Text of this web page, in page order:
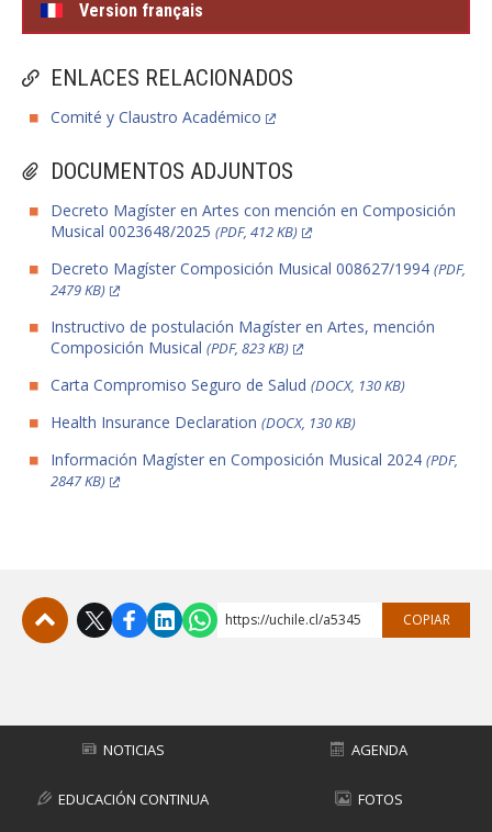
Version français
ENLACES RELACIONADOS
Comité y Claustro Académico
DOCUMENTOS ADJUNTOS
Decreto Magíster en Artes con mención en Composición
Musical 0023648/2025 (PDF, 412 KB)
Decreto Magíster Composición Musical 008627/1994 (PDF,
2479 KB)
Instructivo de postulación Magíster en Artes, mención
Composición Musical (PDF, 823 KB)
Carta Compromiso Seguro de Salud (DOCX, 130 KB)
Health Insurance Declaration (DOCX, 130 KB)
Información Magíster en Composición Musical 2024 (PDF,
2847 KB)
https://uchile.cl/a5345 COPIAR
NOTICIAS AGENDA
EDUCACIÓN CONTINUA FOTOS